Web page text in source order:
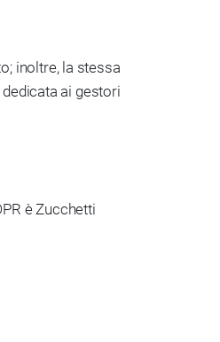
inoltre, la stessa
dedicata ai gestori
è Zucchetti